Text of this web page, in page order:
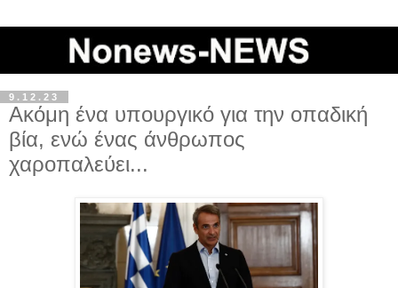
9.12.23
Ακόμη ένα υπουργικό για την οπαδική
βία, ενώ ένας άνθρωπος
χαροπαλεύει...